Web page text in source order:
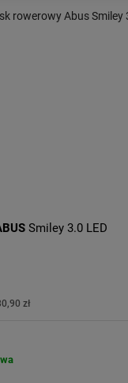
Smiley 3.0 LED
zł